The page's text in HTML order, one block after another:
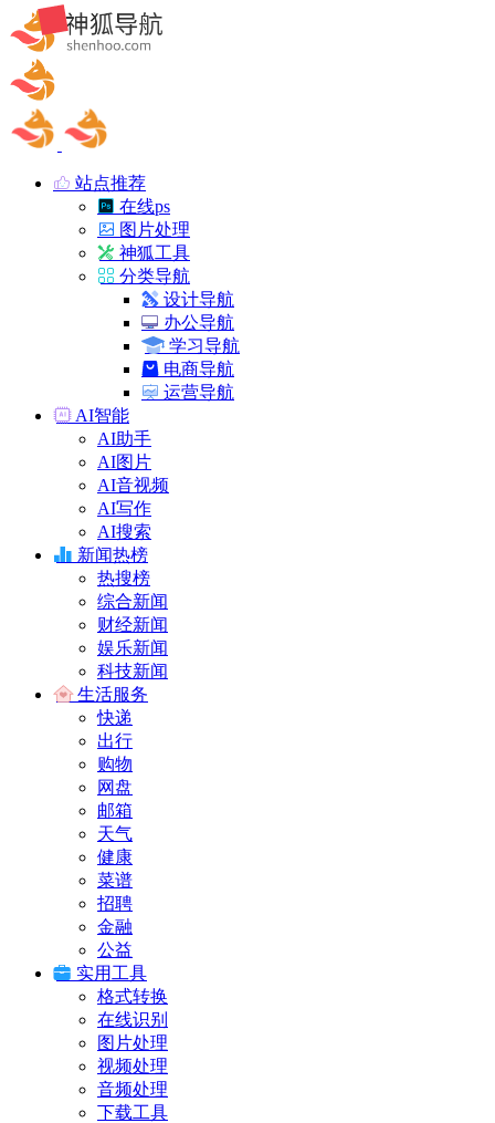
站点推荐
在线ps
图片处理
神狐工具
分类导航
设计导航
办公导航
学习导航
电商导航
运营导航
AI智能
AI助手
AI图片
AI音视频
AI写作
AI搜索
新闻热榜
热搜榜
综合新闻
财经新闻
娱乐新闻
科技新闻
生活服务
快递
出行
购物
网盘
邮箱
天气
健康
菜谱
招聘
金融
公益
实用工具
格式转换
在线识别
图片处理
视频处理
音频处理
下载工具